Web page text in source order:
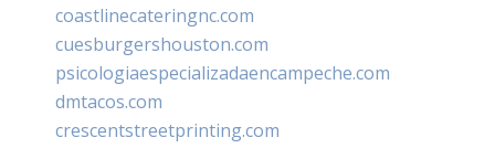
coastlinecateringnc.com
cuesburgershouston.com
psicologiaespecializadaencampeche.com
dmtacos.com
crescentstreetprinting.com